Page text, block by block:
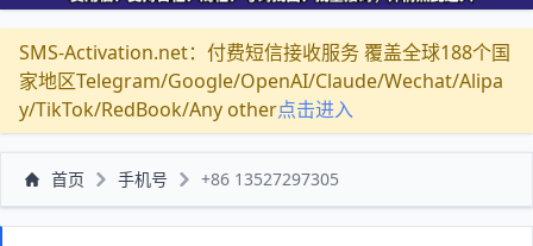
SMS-Activation.net：付费短信接收服务 覆盖全球188个国
家地区Telegram/Google/OpenAI/Claude/Wechat/Alipa
y/TikTok/RedBook/Any other点击进入
首页 手机号 +86 13527297305